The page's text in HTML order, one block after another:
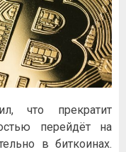
что прекратит
перейдёт на
в биткоинах.